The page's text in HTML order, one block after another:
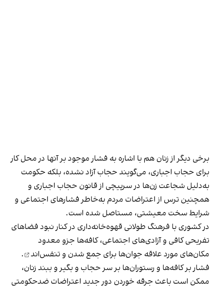
برخی دیگر از زنان هم با اشاره به فشار موجود بر آنها در محل کار
برای حجاب اجباری، می‌گویند حجاب آزاد نشده، بلکه حکومت
به‌دلیل شجاعت زن‌ها در سرپیچی از قانون حجاب اجباری و
همچنین ترس از اعتراضات مردم به‌خاطر فشارهای اجتماعی و
شرایط سخت معیشتی، مستاصل شده است.
در کشوری با فرهنگ طولانی قهوه‌‌خانه‌داری در کنار نبود فضاهای
تفریحی کافی و آزادی‌های اجتماعی، کافه‌ها جزو معدود
مکان‌های مورد علاقه جوان‌ها برای جمع شدن و تنفس‌اند
.
فشار بر کافه‌ها و رستوران‌ها بر سر حجاب و بگیر و ببند زنان،
ممکن است باعث جرقه خوردن دور جدید اعتراضات ضدحکومتی